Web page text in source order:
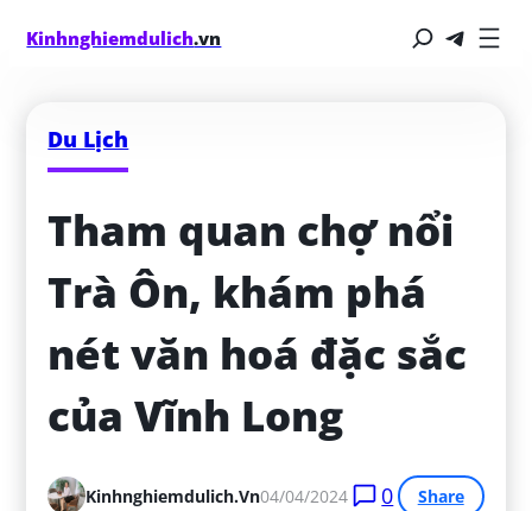
Kinhnghiemdulich.vn
Du Lịch
Tham quan chợ nổi
Trà Ôn, khám phá
nét văn hoá đặc sắc
của Vĩnh Long
Kinhnghiemdulich.vn04/04/2024 0 Share